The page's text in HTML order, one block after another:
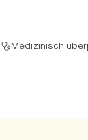
Medizinisch